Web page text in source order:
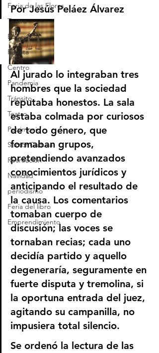
Feria de las Flores
Teatro
Educación
Revista
Centro
Pandemia
Tránsito
Teatro
Patrimonio
Sector Cultura
Recreación
Navidad
periodismo
Feria del libro
Emprendimiento
Por Jesús Peláez Álvarez
Al jurado lo integraban tres
hombres que la sociedad
reputaba honestos. La sala
estaba colmada por curiosos
de todo género, que
formaban grupos,
pretendiendo avanzados
conocimientos jurídicos y
anticipando el resultado de
la causa. Los comentarios
tomaban cuerpo de
discusión; las voces se
tornaban recias; cada uno
decidía partido y aquello
degeneraría, seguramente en
fuerte disputa y tremolina, si
la oportuna entrada del juez,
agitando su campanilla, no
impusiera total silencio.
Se ordenó la lectura de las